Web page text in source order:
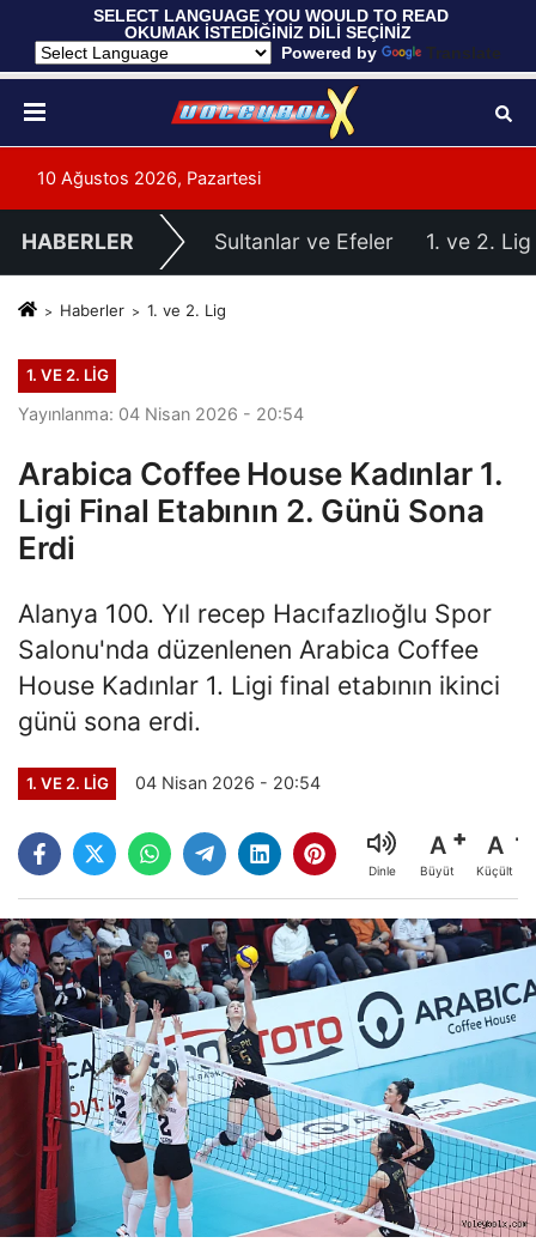
SELECT LANGUAGE YOU WOULD TO READ
OKUMAK İSTEDİĞİNİZ DİLİ SEÇİNİZ
Powered by
Translate
10 Ağustos 2026, Pazartesi
HABERLER Sultanlar ve Efeler 1. ve 2. Lig
Haberler 1. ve 2. Lig
1. VE 2. LIG
Yayınlanma: 04 Nisan 2026 - 20:54
Arabica Coffee House Kadınlar 1.
Ligi Final Etabının 2. Günü Sona
Erdi
Alanya 100. Yıl recep Hacıfazlıoğlu Spor
Salonu'nda düzenlenen Arabica Coffee
House Kadınlar 1. Ligi final etabının ikinci
günü sona erdi.
1. VE 2. LIG 04 Nisan 2026 - 20:54
Dinle
A
Büyüt
A
Küçült